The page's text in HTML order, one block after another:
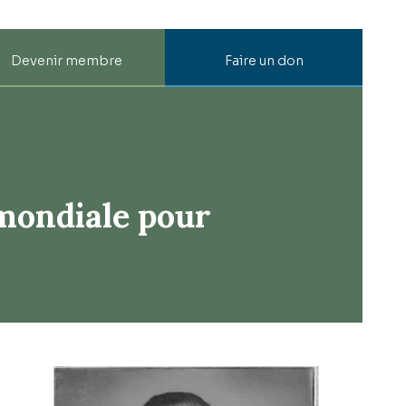
Devenir membre Faire un don
pour